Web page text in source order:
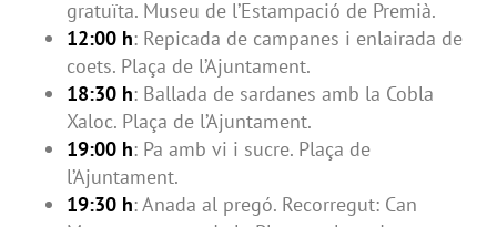
gratuïta. Museu de l’Estampació de Premià.
12:00 h: Repicada de campanes i enlairada de
coets. Plaça de l’Ajuntament.
18:30 h: Ballada de sardanes amb la Cobla
Xaloc. Plaça de l’Ajuntament.
19:00 h: Pa amb vi i sucre. Plaça de
l’Ajuntament.
19:30 h: Anada al pregó. Recorregut: Can